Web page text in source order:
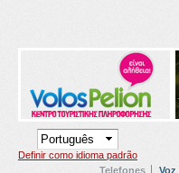
Definir como idioma padrão
Telefones